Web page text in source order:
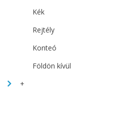
Kék
Rejtély
Konteó
Földön kívül
+